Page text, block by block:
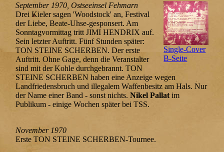
Single-Cover
B-Seite
September 1970, Ostseeinsel Fehmarn
Drei Kieler sagen 'Woodstock' an, Festival
der Liebe, Beate-Uhse-gesponsert. Am
Sonntagvormittag tritt JIMI HENDRIX auf.
Sein letzter Auftritt. Fünf Stunden später:
TON STEINE SCHERBEN. Der erste
Auftritt. Ohne Gage, denn die Veranstalter
sind mit der Kohle durchgebrannt. TON
STEINE SCHERBEN haben eine Anzeige wegen
Landfriedensbruch und illegalem Waffenbesitz am Hals. Nur
der Name einer Band - sonst nichts.Nikel Pallat im
Publikum - einige Wochen später bei TSS.
November 1970
Erste TON STEINE SCHERBEN-Tournee.